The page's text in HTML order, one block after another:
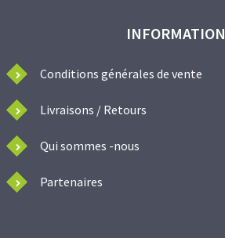
INFORMATION
Conditions générales de vente
Livraisons / Retours
Qui sommes -nous
Partenaires